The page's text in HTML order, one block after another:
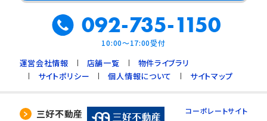
092-735-1150
10:00～17:00受付
運営会社情報 店舗一覧
物件ライブラリ
サイトポリシー
個人情報について サイトマップ
三好不動産 コーポレートサイト